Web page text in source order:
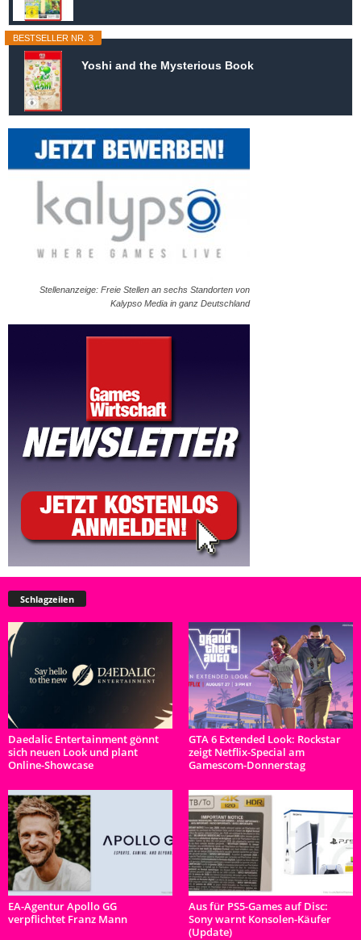
BESTSELLER NR. 3
Yoshi and the Mysterious Book
Stellenanzeige: Freie Stellen an sechs Standorten von
Kalypso Media in ganz Deutschland
Schlagzeilen
Daedalic Entertainment gönnt
sich neuen Look und plant
Online-Showcase
GTA 6 Extended Look: Rockstar
zeigt Netflix-Special am
Gamescom-Donnerstag
EA-Agentur Apollo GG
verpflichtet Franz Mann
Aus für PS5-Games auf Disc:
Sony warnt Konsolen-Käufer
(Update)